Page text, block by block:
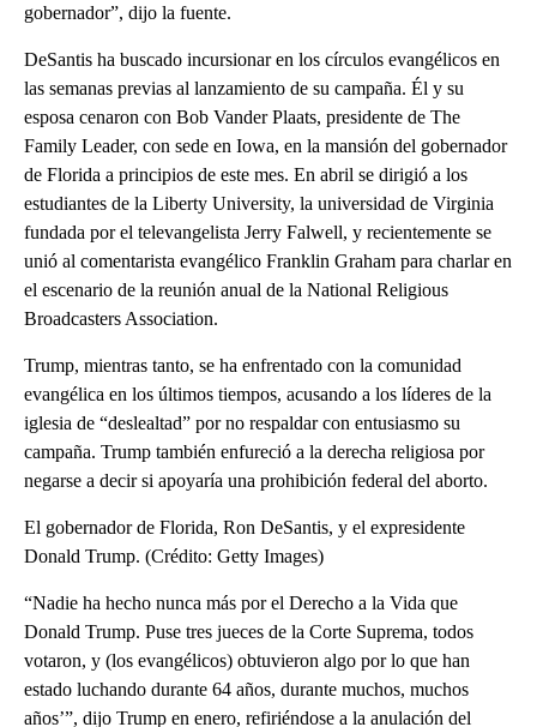
gobernador”, dijo la fuente.
DeSantis ha buscado incursionar en los círculos evangélicos en
las semanas previas al lanzamiento de su campaña. Él y su
esposa cenaron con Bob Vander Plaats, presidente de The
Family Leader, con sede en Iowa, en la mansión del gobernador
de Florida a principios de este mes. En abril se dirigió a los
estudiantes de la Liberty University, la universidad de Virginia
fundada por el televangelista Jerry Falwell, y recientemente se
unió al comentarista evangélico Franklin Graham para charlar en
el escenario de la reunión anual de la National Religious
Broadcasters Association.
Trump, mientras tanto, se ha enfrentado con la comunidad
evangélica en los últimos tiempos, acusando a los líderes de la
iglesia de “deslealtad” por no respaldar con entusiasmo su
campaña. Trump también enfureció a la derecha religiosa por
negarse a decir si apoyaría una prohibición federal del aborto.
El gobernador de Florida, Ron DeSantis, y el expresidente
Donald Trump. (Crédito: Getty Images)
“Nadie ha hecho nunca más por el Derecho a la Vida que
Donald Trump. Puse tres jueces de la Corte Suprema, todos
votaron, y (los evangélicos) obtuvieron algo por lo que han
estado luchando durante 64 años, durante muchos, muchos
años’”, dijo Trump en enero, refiriéndose a la anulación del